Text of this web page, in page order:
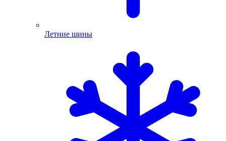
Летние шины